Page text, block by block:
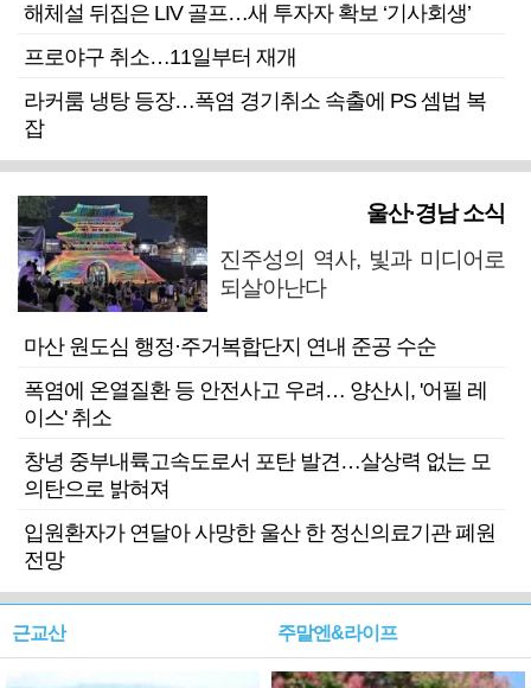
해체설 뒤집은 LIV 골프…새 투자자 확보 ‘기사회생’
프로야구 취소…11일부터 재개
라커룸 냉탕 등장…폭염 경기취소 속출에 PS 셈법 복
잡
울산·경남 소식
진주성의 역사, 빛과 미디어로
되살아난다
마산 원도심 행정·주거복합단지 연내 준공 수순
폭염에 온열질환 등 안전사고 우려… 양산시, '어필 레
이스' 취소
창녕 중부내륙고속도로서 포탄 발견…살상력 없는 모
의탄으로 밝혀져
입원환자가 연달아 사망한 울산 한 정신의료기관 폐원
전망
근교산 주말엔&라이프